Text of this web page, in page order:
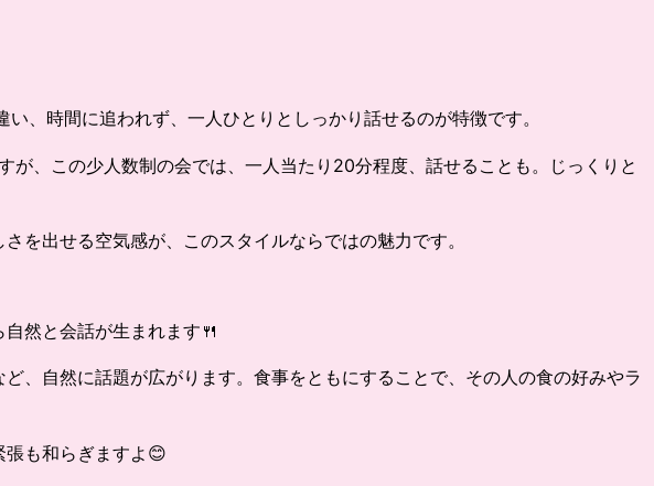
、時間に追われず、一人ひとりとしっかり話せるのが特徴です。
、この少人数制の会では、一人当たり20分程度、話せることも。じっくりと
を出せる空気感が、このスタイルならではの魅力です。
然と会話が生まれます🍴
、自然に話題が広がります。食事をともにすることで、その人の食の好みやラ
張も和らぎますよ😊